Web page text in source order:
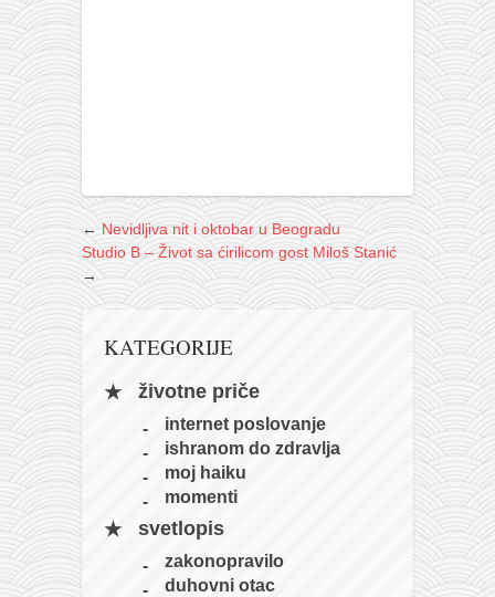
← Nevidljiva nit i oktobar u Beogradu
Studio B – Život sa ćirilicom gost Miloš Stanić
→
KATEGORIJE
životne priče
internet poslovanje
ishranom do zdravlja
moj haiku
momenti
svetlopis
zakonopravilo
duhovni otac